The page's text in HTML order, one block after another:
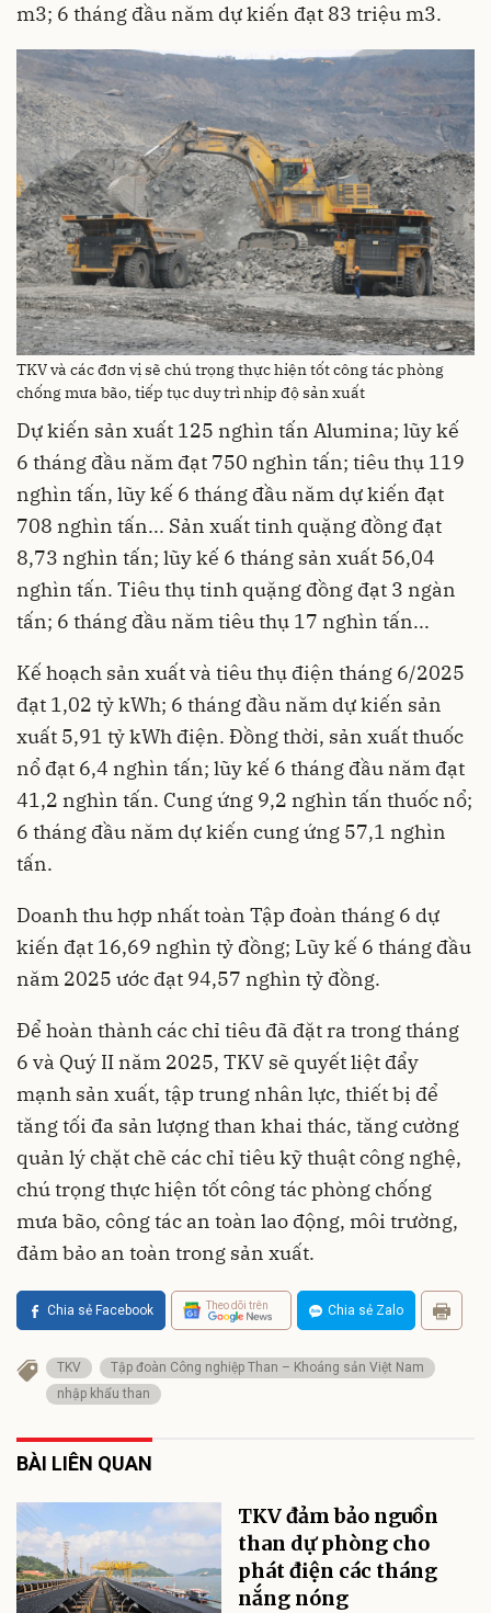
m3; 6 tháng đầu năm dự kiến đạt 83 triệu m3.
TKV và các đơn vị sẽ chú trọng thực hiện tốt công tác phòng
chống mưa bão, tiếp tục duy trì nhịp độ sản xuất
Dự kiến sản xuất 125 nghìn tấn Alumina; lũy kế
6 tháng đầu năm đạt 750 nghìn tấn; tiêu thụ 119
nghìn tấn, lũy kế 6 tháng đầu năm dự kiến đạt
708 nghìn tấn... Sản xuất tinh quặng đồng đạt
8,73 nghìn tấn; lũy kế 6 tháng sản xuất 56,04
nghìn tấn. Tiêu thụ tinh quặng đồng đạt 3 ngàn
tấn; 6 tháng đầu năm tiêu thụ 17 nghìn tấn...
Kế hoạch sản xuất và tiêu thụ điện tháng 6/2025
đạt 1,02 tỷ kWh; 6 tháng đầu năm dự kiến sản
xuất 5,91 tỷ kWh điện. Đồng thời, sản xuất thuốc
nổ đạt 6,4 nghìn tấn; lũy kế 6 tháng đầu năm đạt
41,2 nghìn tấn. Cung ứng 9,2 nghìn tấn thuốc nổ;
6 tháng đầu năm dự kiến cung ứng 57,1 nghìn
tấn.
Doanh thu hợp nhất toàn Tập đoàn tháng 6 dự
kiến đạt 16,69 nghìn tỷ đồng; Lũy kế 6 tháng đầu
năm 2025 ước đạt 94,57 nghìn tỷ đồng.
Để hoàn thành các chỉ tiêu đã đặt ra trong tháng
6 và Quý II năm 2025, TKV sẽ quyết liệt đẩy
mạnh sản xuất, tập trung nhân lực, thiết bị để
tăng tối đa sản lượng than khai thác, tăng cường
quản lý chặt chẽ các chỉ tiêu kỹ thuật công nghệ,
chú trọng thực hiện tốt công tác phòng chống
mưa bão, công tác an toàn lao động, môi trường,
đảm bảo an toàn trong sản xuất.
Chia sẻ Facebook Theo dõi trên Chia sẻ Zalo
TKV
Tập đoàn Công nghiệp Than – Khoáng sản Việt Nam
nhập khẩu than
BÀI LIÊN QUAN
TKV đảm bảo nguồn
than dự phòng cho
phát điện các tháng
nắng nóng